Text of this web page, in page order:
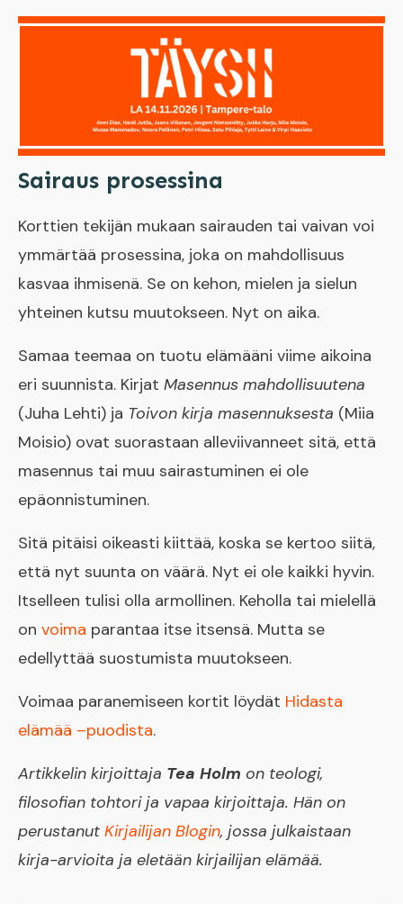
Sairaus prosessina
Korttien tekijän mukaan sairauden tai vaivan voi
ymmärtää prosessina, joka on mahdollisuus
kasvaa ihmisenä. Se on kehon, mielen ja sielun
yhteinen kutsu muutokseen. Nyt on aika.
Samaa teemaa on tuotu elämääni viime aikoina
eri suunnista. Kirjat Masennus mahdollisuutena
(Juha Lehti) ja Toivon kirja masennuksesta (Miia
Moisio) ovat suorastaan alleviivanneet sitä, että
masennus tai muu sairastuminen ei ole
epäonnistuminen.
Sitä pitäisi oikeasti kiittää, koska se kertoo siitä,
että nyt suunta on väärä. Nyt ei ole kaikki hyvin.
Itselleen tulisi olla armollinen. Keholla tai mielellä
on voima parantaa itse itsensä. Mutta se
edellyttää suostumista muutokseen.
Voimaa paranemiseen kortit löydät Hidasta
elämää –puodista.
Artikkelin kirjoittaja Tea Holm on teologi,
filosofian tohtori ja vapaa kirjoittaja. Hän on
perustanut Kirjailijan Blogin, jossa julkaistaan
kirja-arvioita ja eletään kirjailijan elämää.